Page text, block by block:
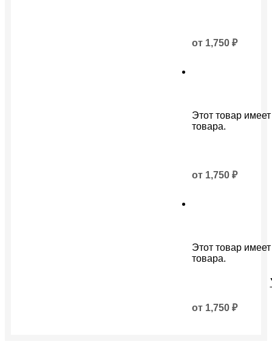
от 1,750 ₽
Этот товар
товара.
от 1,750 ₽
Этот товар
товара.
от 1,750 ₽